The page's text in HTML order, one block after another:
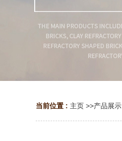
当前位置 : 主页 >>产品展示